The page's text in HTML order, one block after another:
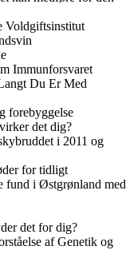
Voldgiftsinstitut
Immunforsvaret
Du Er Med
forebyggelse
det dig?
i 2011 og
for tidligt
fund i Østgrønland med
det for dig?
af Genetik og